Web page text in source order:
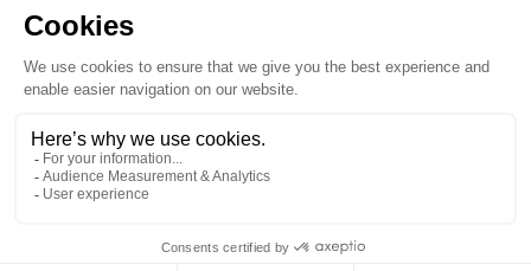
DOWNLOAD THE GENÈVE-TERROIR APP FOR YOUR MOBILE
PHONE